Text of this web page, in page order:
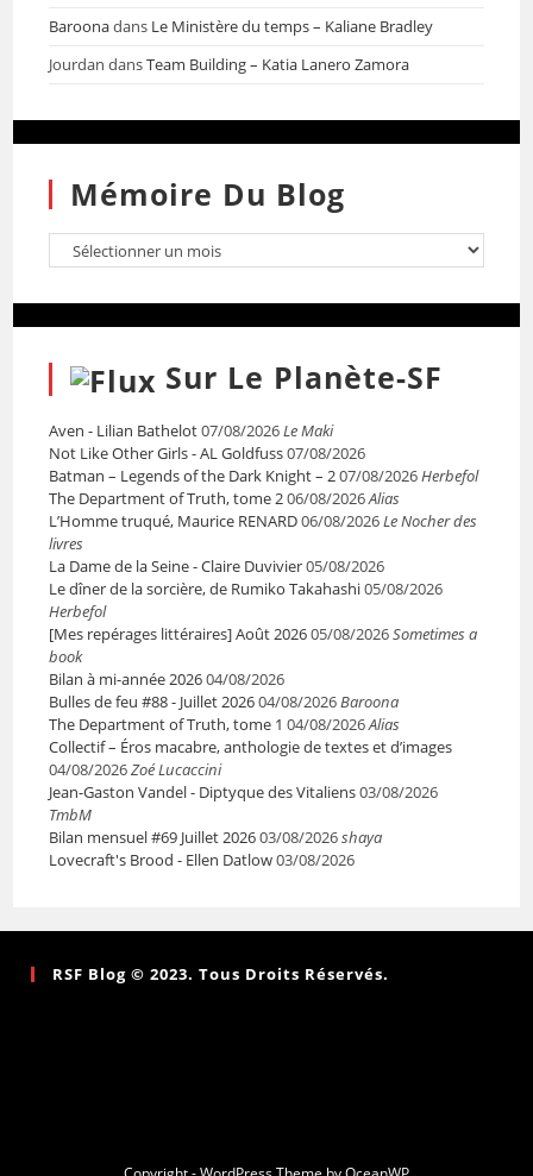
Baroonadans Le Ministère du temps – Kaliane Bradley
Jourdan dansTeam Building – Katia Lanero Zamora
Mémoire Du Blog
Sur Le Planète-SF
Aven - Lilian Bathelot07/08/2026Le Maki
Not Like Other Girls - AL Goldfuss07/08/2026
Batman – Legends of the Dark Knight – 207/08/2026Herbefol
The Department of Truth, tome 206/08/2026Alias
L’Homme truqué, Maurice RENARD06/08/2026Le Nocher des
livres
La Dame de la Seine - Claire Duvivier05/08/2026
Le dîner de la sorcière, de Rumiko Takahashi05/08/2026
Herbefol
[Mes repérages littéraires] Août 202605/08/2026Sometimes a
book
Bilan à mi-année 202604/08/2026
Bulles de feu #88 - Juillet 202604/08/2026Baroona
The Department of Truth, tome 1 04/08/2026Alias
Collectif – Éros macabre, anthologie de textes et d’images
04/08/2026Zoé Lucaccini
Jean-Gaston Vandel - Diptyque des Vitaliens03/08/2026
TmbM
Bilan mensuel #69 Juillet 202603/08/2026shaya
Lovecraft's Brood - Ellen Datlow03/08/2026
RSF Blog © 2023. Tous Droits Réservés.